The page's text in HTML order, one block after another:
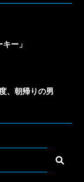
ー」
、朝帰りの男